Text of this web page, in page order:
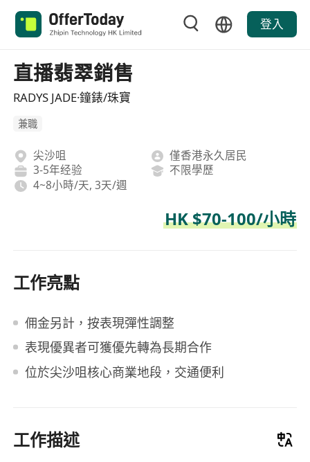
登入
直播翡翠銷售
RADYS JADE·鐘錶/珠寶
兼職
尖沙咀
僅香港永久居民
3-5年经验
不限學歷
4~8小時/天, 3天/週
HK $70-100/小時
工作亮點
佣金另計，按表現彈性調整
表現優異者可獲優先轉為長期合作
位於尖沙咀核心商業地段，交通便利
工作描述